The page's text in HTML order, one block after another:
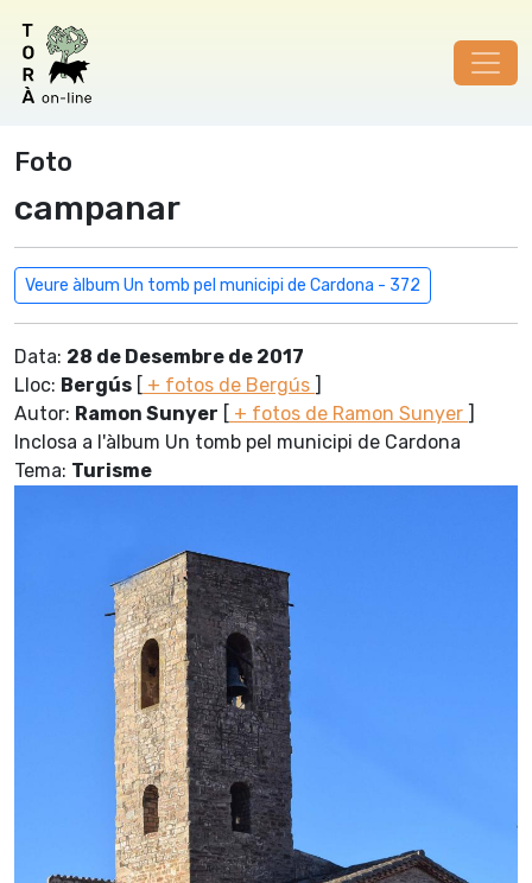
Foto
campanar
Veure àlbum Un tomb pel municipi de Cardona - 372
Data: 28 de Desembre de 2017
Lloc: Bergús [ + fotos de Bergús ]
Autor: Ramon Sunyer [ + fotos de Ramon Sunyer ]
Inclosa a l'àlbum Un tomb pel municipi de Cardona
Tema: Turisme